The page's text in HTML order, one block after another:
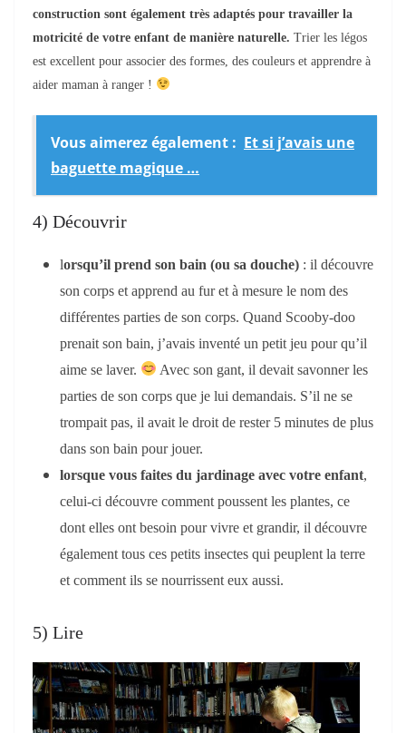
construction sont également très adaptés pour travailler la
motricité de votre enfant de manière naturelle. Trier les légos
est excellent pour associer des formes, des couleurs et apprendre à
aider maman à ranger !
Vous aimerez également : Et si j’avais une
baguette magique …
4) Découvrir
lorsqu’il prend son bain (ou sa douche) : il découvre
son corps et apprend au fur et à mesure le nom des
différentes parties de son corps. Quand Scooby-doo
prenait son bain, j’avais inventé un petit jeu pour qu’il
aime se laver.
Avec son gant, il devait savonner les
parties de son corps que je lui demandais. S’il ne se
trompait pas, il avait le droit de rester 5 minutes de plus
dans son bain pour jouer.
lorsque vous faites du jardinage avec votre enfant,
celui-ci découvre comment poussent les plantes, ce
dont elles ont besoin pour vivre et grandir, il découvre
également tous ces petits insectes qui peuplent la terre
et comment ils se nourrissent eux aussi.
5) Lire